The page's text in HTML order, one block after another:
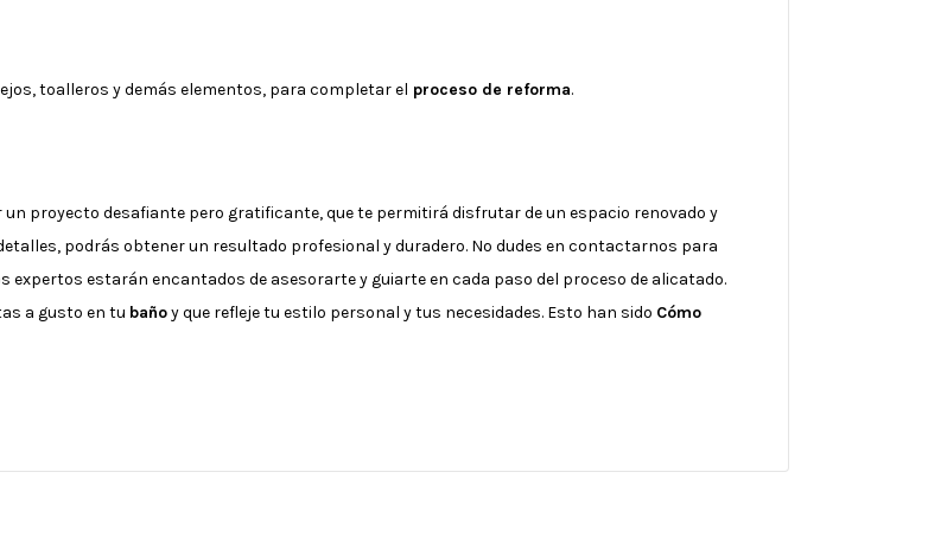
toalleros y demás elementos, para completar el proceso de reforma.
proyecto desafiante pero gratificante, que te permitirá disfrutar de un espacio renovado y
podrás obtener un resultado profesional y duradero. No dudes en contactarnos para
estarán encantados de asesorarte y guiarte en cada paso del proceso de alicatado.
a gusto en tu bañoy que refleje tu estilo personal y tus necesidades. Esto han sido Cómo